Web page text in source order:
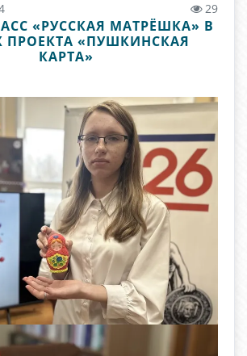
29
«РУССКАЯ МАТРЁШКА» В
ПРОЕКТА «ПУШКИНСКАЯ
КАРТА»